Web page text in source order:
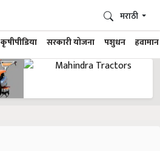
कृषीपीडिया सरकारी योजना पशुधन हवामान
मराठी